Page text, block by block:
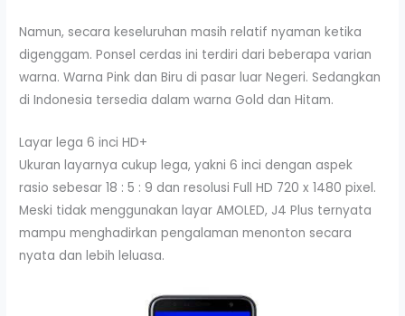
Namun, secara keseluruhan masih relatif nyaman ketika
digenggam. Ponsel cerdas ini terdiri dari beberapa varian
warna. Warna Pink dan Biru di pasar luar Negeri. Sedangkan
di Indonesia tersedia dalam warna Gold dan Hitam.
Layar lega 6 inci HD+
Ukuran layarnya cukup lega, yakni 6 inci dengan aspek
rasio sebesar 18 : 5 : 9 dan resolusi Full HD 720 x 1480 pixel.
Meski tidak menggunakan layar AMOLED, J4 Plus ternyata
mampu menghadirkan pengalaman menonton secara
nyata dan lebih leluasa.